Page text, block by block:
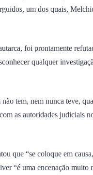
um dos quais,
foi prontamente
qualquer
tem, nem nunca teve,
as autoridades judiciais
que “se coloque em
“é uma encenação muito